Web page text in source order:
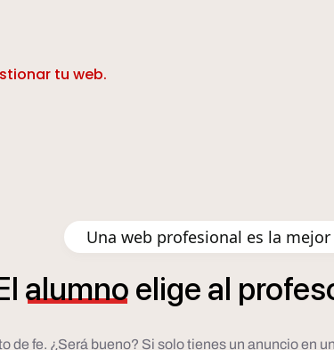
tu web.
Una web profesional es la
alumno elige al
de fe. ¿Será bueno? Si solo tienes un anuncio en